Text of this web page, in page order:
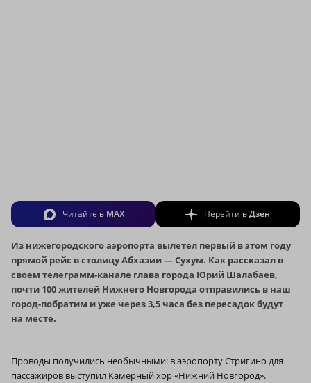
Читайте в MAX Перейти вДзен
Из нижегородского аэропорта вылетел первый в этом году
прямой рейс в столицу Абхазии — Сухум. Как рассказал в
своем телеграмм-канале глава города Юрий Шалабаев,
почти 100 жителей Нижнего Новгорода отправились в наш
город-побратим и уже через 3,5 часа без пересадок будут
на месте.
Проводы получились необычными: в аэропорту Стригино для
пассажиров выступил Камерный хор «Нижний Новгород».